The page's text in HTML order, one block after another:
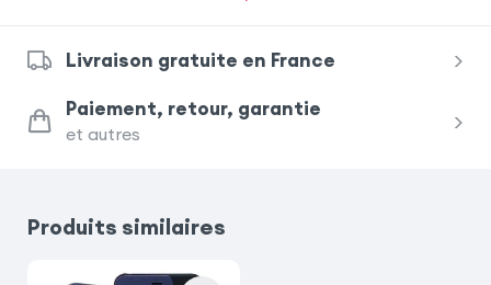
Xiaomi Redmi Note 14 Pro
Xiaomi Redmi Note 14 Pro Plus
Huawei P10 Samsung Galaxy S26 Ultra
Livraison gratuite en France
Paiement, retour, garantie
et autres
Produits similaires